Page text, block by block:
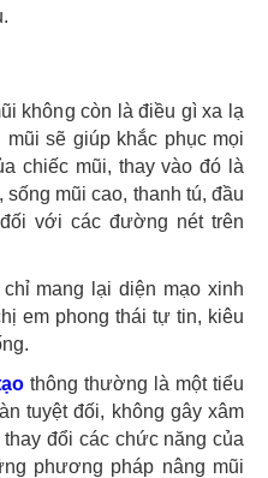
không còn là điều gì xa lạ
sẽ giúp khắc phục mọi
chiếc mũi, thay vào đó là
mũi cao, thanh tú, đầu
với các đường nét trên
mang lại diện mạo xinh
em phong thái tự tin, kiêu
thông thường là một tiểu
tuyệt đối, không gây xâm
đổi các chức năng của
phương pháp nâng mũi